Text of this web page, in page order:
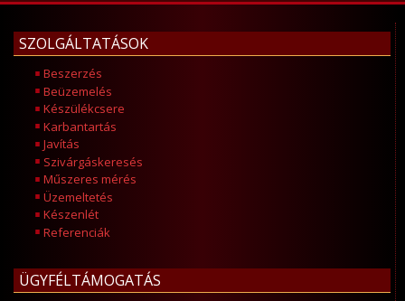
SZOLGÁLTATÁSOK
Beszerzés
Beüzemelés
Készülékcsere
Karbantartás
Javítás
Szivárgáskeresés
Műszeres mérés
Üzemeltetés
Készenlét
Referenciák
ÜGYFÉLTÁMOGATÁS